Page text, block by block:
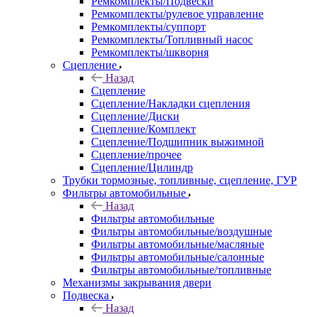
Ремкомплекты/рулевое управление
Ремкомплекты/суппорт
Ремкомплекты/Топливный насос
Ремкомплекты/шкворня
Сцепление
Назад
Сцепление
Сцепление/Накладки сцепления
Сцепление/Диски
Сцепление/Комплект
Сцепление/Подшипник выжимной
Сцепление/прочее
Сцепление/Цилиндр
Трубки тормозные, топливные, сцепление, ГУР
Фильтры автомобильные
Назад
Фильтры автомобильные
Фильтры автомобильные/воздушные
Фильтры автомобильные/масляные
Фильтры автомобильные/салонные
Фильтры автомобильные/топливные
Механизмы закрывания двери
Подвеска
Назад